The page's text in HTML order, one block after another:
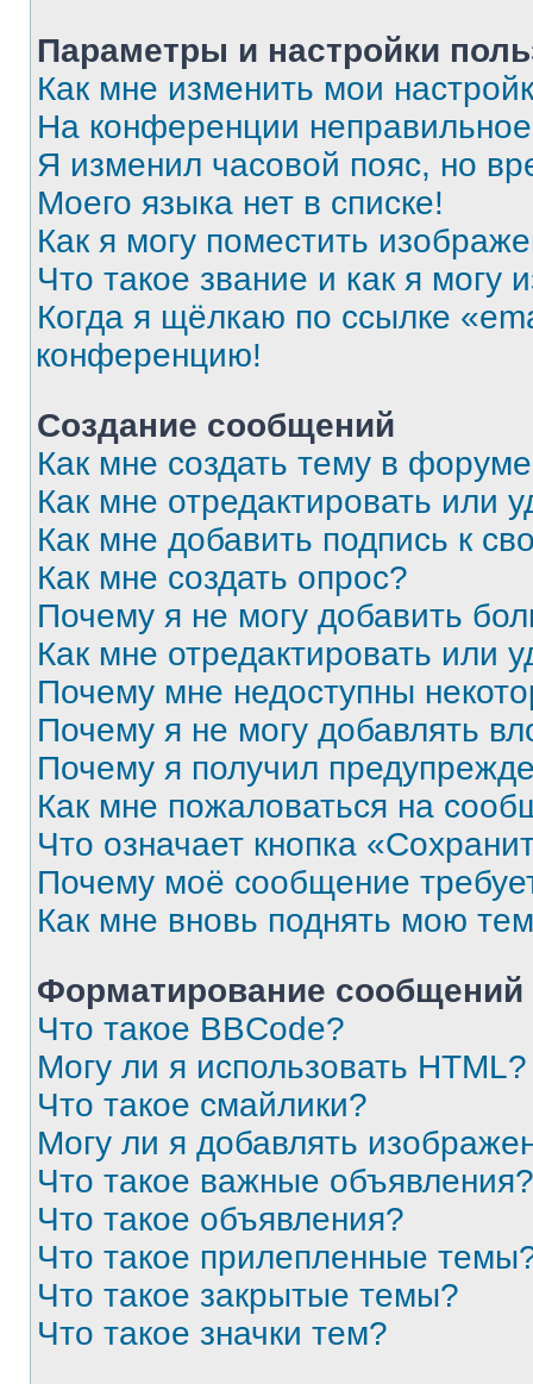
Параметры и настройки
Как мне изменить мои
На конференции
Я изменил часовой пояс, но
Моего языка нет в списке!
Как я могу поместить
Что такое звание и как я могу
Когда я щёлкаю по ссылке
конференцию!
Создание сообщений
Как мне создать тему в
Как мне отредактировать или
Как мне добавить подпись к
Как мне создать опрос?
Почему я не могу добавить
Как мне отредактировать или
Почему мне недоступны
Почему я не могу добавлять
Почему я получил
Как мне пожаловаться на
Что означает кнопка
Почему моё сообщение
Как мне вновь поднять мою
Форматирование
Что такое BBCode?
Могу ли я использовать HTML?
Что такое смайлики?
Могу ли я добавлять
Что такое важные объявления?
Что такое объявления?
Что такое прилепленные
Что такое закрытые темы?
Что такое значки тем?